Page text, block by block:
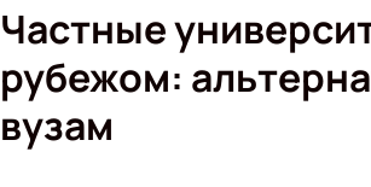
Частные
рубежом:
вузам